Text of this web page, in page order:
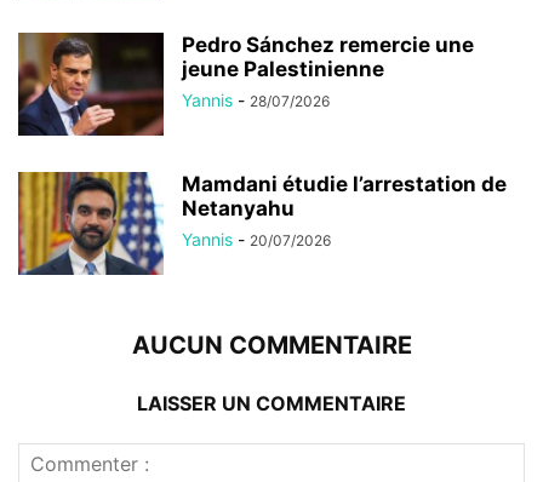
Pedro Sánchez remercie une
jeune Palestinienne
Yannis - 28/07/2026
Mamdani étudie l’arrestation de
Netanyahu
Yannis - 20/07/2026
AUCUN COMMENTAIRE
LAISSER UN COMMENTAIRE